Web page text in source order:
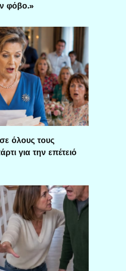
φόβο.»
όλους τους
για την επέτειό